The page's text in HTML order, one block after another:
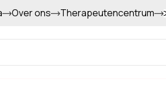
Gapers sparen
Over ons Therapeutencentrum